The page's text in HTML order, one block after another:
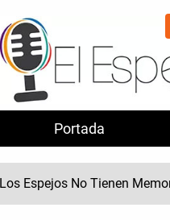
Portada
Los Espejos No Tienen